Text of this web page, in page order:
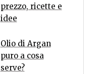
prezzo, ricette e
idee
Olio di Argan
puro a cosa
serve?